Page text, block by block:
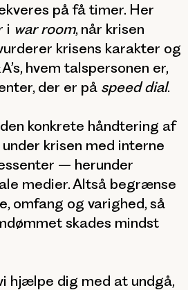
på få timer. Her
i war room, når krisen
krisens karakter og
hvem talspersonen er,
der er på speed dial.
konkrete håndtering af
krisen med interne
– herunder
medier. Altså begrænse
omfang og varighed, så
skades mindst
hjælpe dig med at undgå,